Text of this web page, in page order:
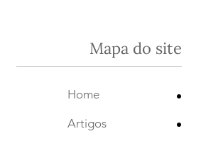
Mapa do site
Home
Artigos
•
•